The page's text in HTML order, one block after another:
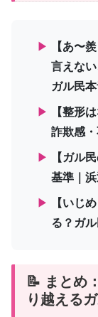
▶
【あ〜
言えな
ガル民
▶
【整形
詐欺感
▶
【ガル
基準｜
▶
【いじ
る？ガ
📝 まとめ
り越える